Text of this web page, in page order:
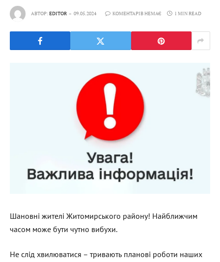
АВТОР:EDITOR 09.05.2024 КОМЕНТАРІВ НЕМАЄ 1 MIN READ
Шановні жителі Житомирського району! Найближчим
часом може бути чутно вибухи.
Не слід хвилюватися – тривають планові роботи наших